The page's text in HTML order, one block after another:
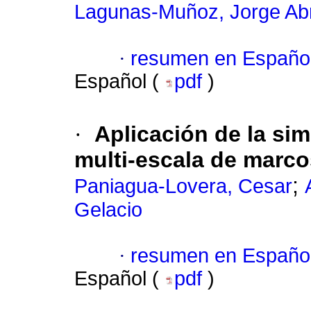
Lagunas-Muñoz, Jorge
· resumen en
Español (
pdf )
·
Aplicación de la
multi-escala de
Paniagua-Lovera, Cesar;
Gelacio
· resumen en
Español (
pdf )